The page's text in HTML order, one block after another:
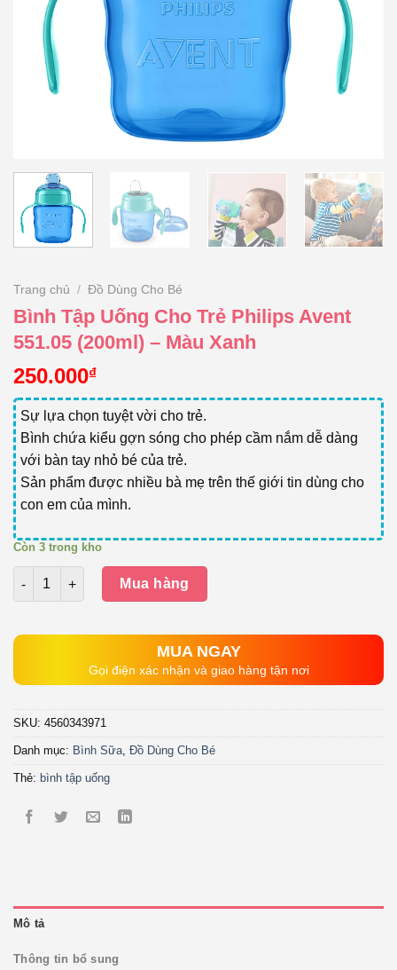
Trang chủ / Đồ Dùng Cho Bé
Bình Tập Uống Cho Trẻ Philips Avent
551.05 (200ml) – Màu Xanh
250.000₫
Sự lựa chọn tuyệt vời cho trẻ.
Bình chứa kiểu gợn sóng cho phép cầm nắm dễ dàng
với bàn tay nhỏ bé của trẻ.
Sản phẩm được nhiều bà mẹ trên thế giới tin dùng cho
con em của mình.
Còn 3 trong kho
Số lượng
Mua hàng
MUA NGAY
Gọi điện xác nhận và giao hàng tận nơi
SKU: 4560343971
Danh mục: Bình Sữa, Đồ Dùng Cho Bé
Thẻ: bình tập uống
Mô tả
Thông tin bổ sung